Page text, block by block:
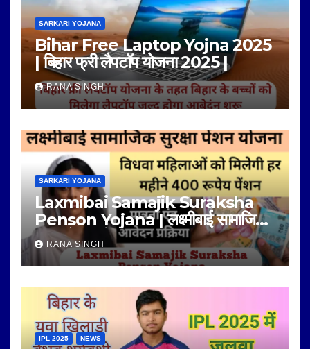
SARKARI YOJANA
Bihar Free Laptop Yojna 2025
| बिहार फ्री लैपटॉप योजना 2025 |
RANA SINGH
SARKARI YOJANA
Laxmibai Samajik Suraksha
Penson Yojana | लक्ष्मीबाई सामाजिक
सुरक्षा पेंशन योजना |
RANA SINGH
IPL 2025 NEWS